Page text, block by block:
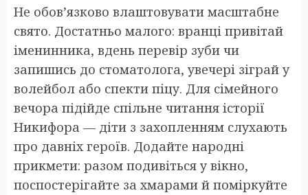
Не обов’язково влаштовувати масштабне
свято. Достатньо малого: вранці привітай
іменинника, вдень перевір зуби чи
запишись до стоматолога, увечері зіграй у
волейбол або спекти піцу. Для сімейного
вечора підійде спільне читання історії
Никифора — діти з захопленням слухають
про давніх героїв. Додайте народні
прикмети: разом подивіться у вікно,
поспостерігайте за хмарами й поміркуйте